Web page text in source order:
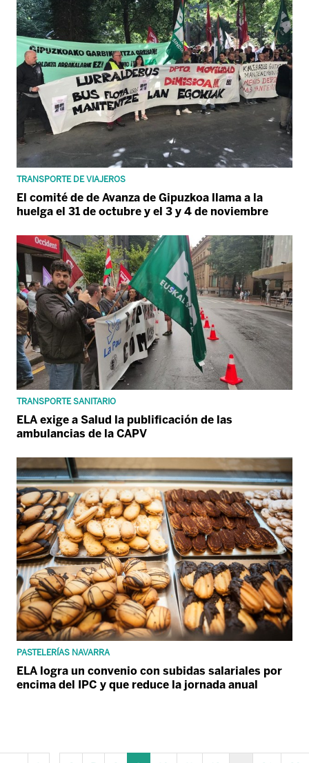
TRANSPORTE DE VIAJEROS
El comité de de Avanza de Gipuzkoa llama a la
huelga el 31 de octubre y el 3 y 4 de noviembre
TRANSPORTE SANITARIO
ELA exige a Salud la publificación de las
ambulancias de la CAPV
PASTELERÍAS NAVARRA
ELA logra un convenio con subidas salariales por
encima del IPC y que reduce la jornada anual